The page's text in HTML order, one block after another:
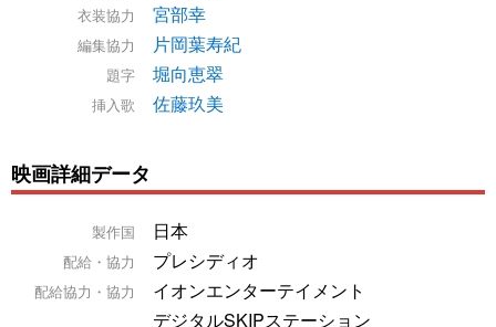
衣装協力 宮部幸
編集協力 片岡葉寿紀
題字 堀向恵翠
挿入歌 佐藤玖美
映画詳細データ
製作国 日本
配給・協力 プレシディオ
配給協力・協力
イオンエンターテイメント
デジタルSKIPステーション